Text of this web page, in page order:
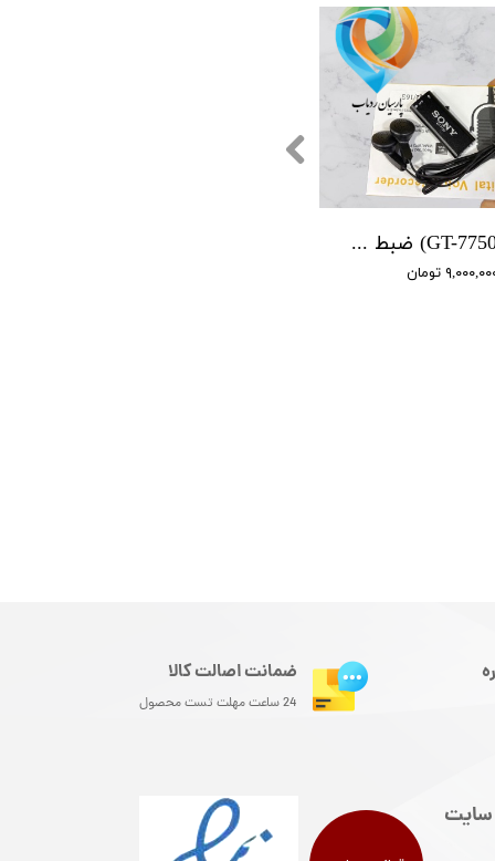
(GT-7750 SONY) ضبط کننده دیجیتالی صدا سونی - 16 گیگابایت - دارای سنسور صدا
تومان
سایت
ضمانت اصالت کالا
24 ساعت مهلت تست محصول